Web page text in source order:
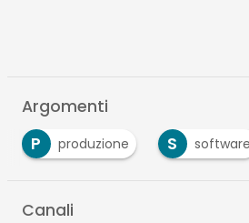
Argomenti
P
produzione S software
Canali